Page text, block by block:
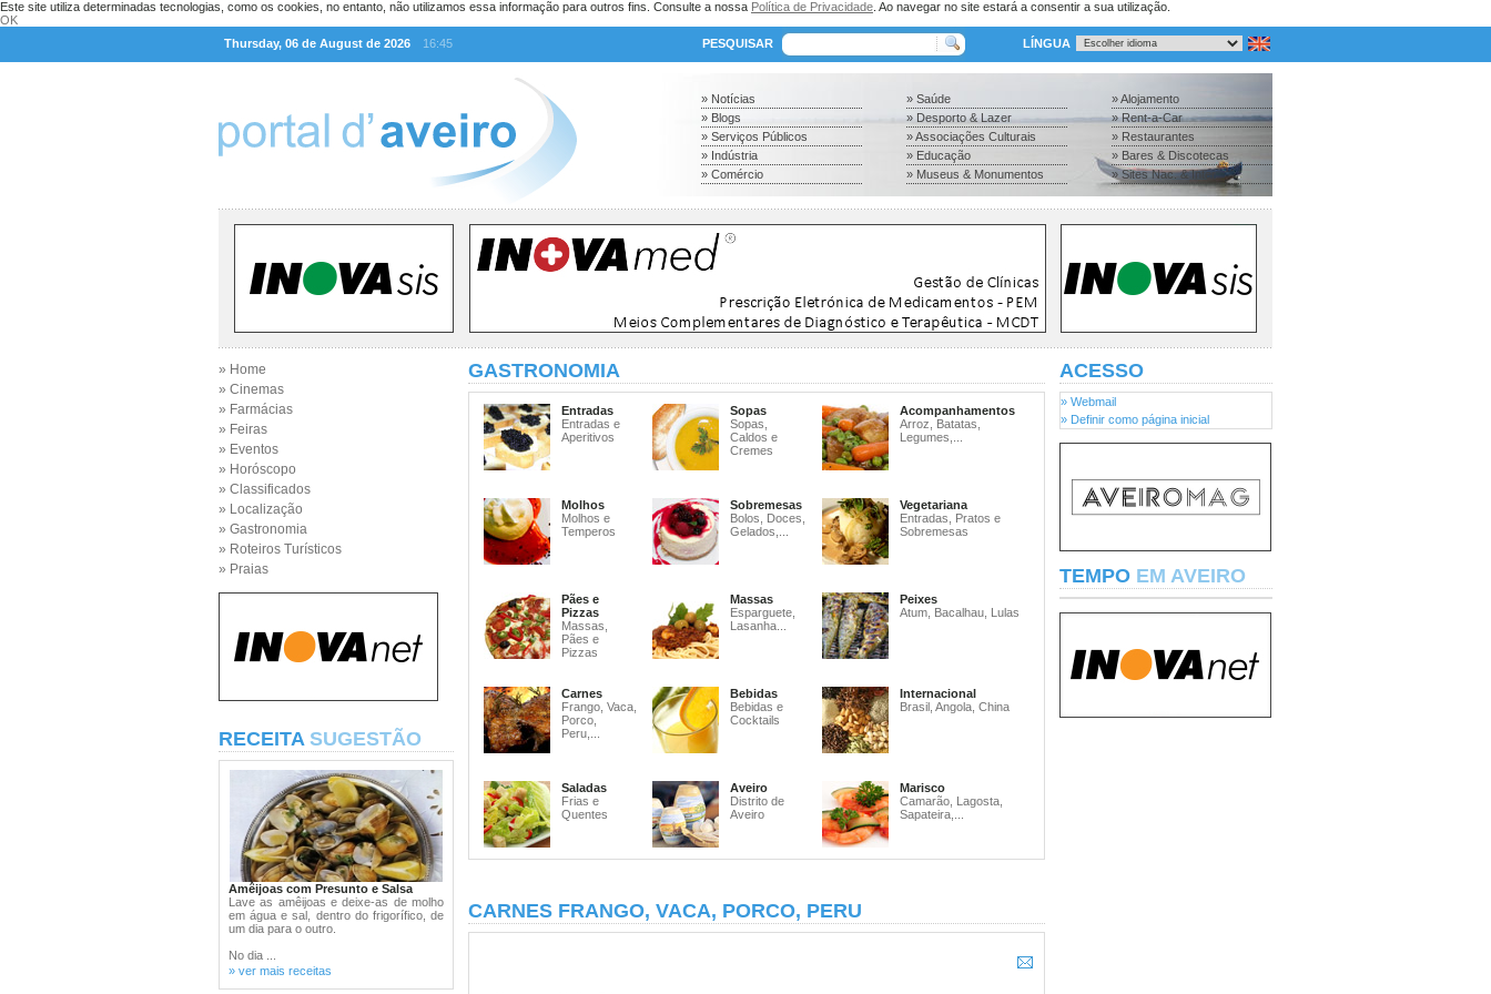
Este site utiliza determinadas tecnologias, como os cookies, no entanto, não utilizamos essa informação para outros fins. Consulte a nossa Política de Privacidade . Ao navegar no site estará a consentir a sua utilização.
OK
Thursday, 06 de August de 2026
16:45 PESQUISAR LÍNGUA
» Notícias
» Blogs
» Serviços Públicos
» Indústria
» Comércio
» Saúde
» Desporto & Lazer
» Associações Culturais
» Educação
» Museus & Monumentos
» Alojamento
» Rent-a-Car
» Restaurantes
» Bares & Discotecas
» Sites Nac. & Inter.
» Home
» Cinemas
» Farmácias
» Feiras
» Eventos
» Horóscopo
» Classificados
» Localização
» Gastronomia
» Roteiros Turísticos
» Praias
RECEITA SUGESTÃO
Amêijoas com Presunto e Salsa
Lave as amêijoas e deixe-as de molho
em água e sal, dentro do frigorífico, de
um dia para o outro.
No dia ...
» ver mais receitas
GASTRONOMIA
Entradas
Entradas e
Aperitivos
Sopas
Sopas,
Caldos e
Cremes
Acompanhamentos
Arroz, Batatas,
Legumes,...
Molhos
Molhos e
Temperos
Sobremesas
Bolos, Doces,
Gelados,...
Vegetariana
Entradas, Pratos e
Sobremesas
Pães e
Pizzas
Massas,
Pães e
Pizzas
Massas
Esparguete,
Lasanha...
Peixes
Atum, Bacalhau, Lulas
Carnes
Frango, Vaca,
Porco,
Peru,...
Bebidas
Bebidas e
Cocktails
Internacional
Brasil, Angola, China
Saladas
Frias e
Quentes
Aveiro
Distrito de
Aveiro
Marisco
Camarão, Lagosta,
Sapateira,...
CARNES FRANGO, VACA, PORCO, PERU
ACESSO
» Webmail
» Definir como página inicial
TEMPO EM AVEIRO